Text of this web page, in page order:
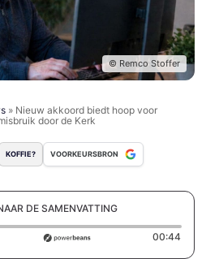
© Remco Stoffer
» Nieuw akkoord biedt hoop voor
door de Kerk
KOFFIE? VOORKEURSBRON
DE SAMENVATTING
time: 0 seconds 00:44